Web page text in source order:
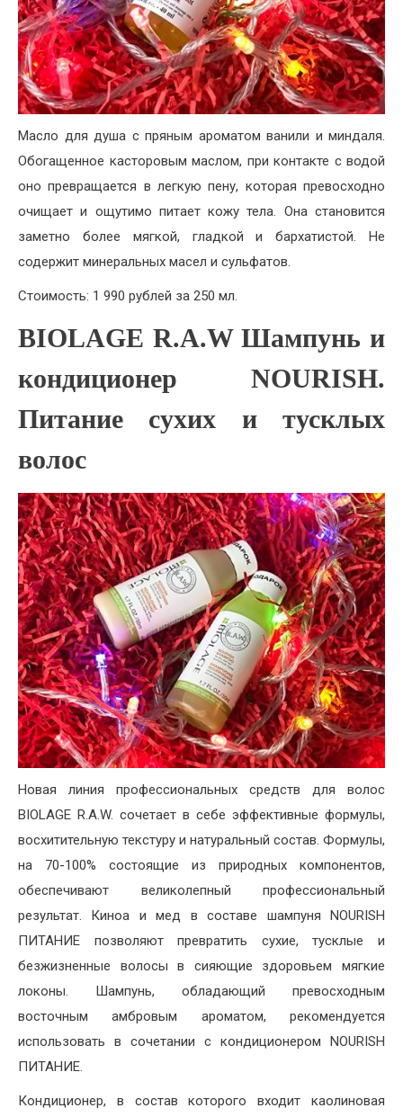
Масло для душа с пряным ароматом ванили и миндаля.
Обогащенное касторовым маслом, при контакте с водой
оно превращается в легкую пену, которая превосходно
очищает и ощутимо питает кожу тела. Она становится
заметно более мягкой, гладкой и бархатистой. Не
содержит минеральных масел и сульфатов.
Стоимость: 1 990 рублей за 250 мл.
BIOLAGE R.A.W Шампунь и
кондиционер NOURISH.
Питание сухих и тусклых
волос
Новая линия профессиональных средств для волос
BIOLAGE R.A.W. сочетает в себе эффективные формулы,
восхитительную текстуру и натуральный состав. Формулы,
на 70-100% состоящие из природных компонентов,
обеспечивают великолепный профессиональный
результат. Киноа и мед в составе шампуня NOURISH
ПИТАНИЕ позволяют превратить сухие, тусклые и
безжизненные волосы в сияющие здоровьем мягкие
локоны. Шампунь, обладающий превосходным
восточным амбровым ароматом, рекомендуется
использовать в сочетании с кондиционером NOURISH
ПИТАНИЕ.
Кондиционер, в состав которого входит каолиновая